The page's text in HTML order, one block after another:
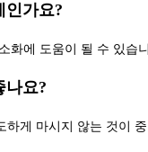
인가요?
화에 도움이 될 수 있습
나요?
하게 마시지 않는 것이